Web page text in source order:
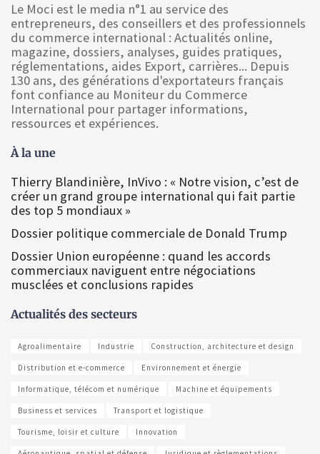
Le Moci est le media n°1 au service des
entrepreneurs, des conseillers et des professionnels
du commerce international : Actualités online,
magazine, dossiers, analyses, guides pratiques,
réglementations, aides Export, carrières... Depuis
130 ans, des générations d'exportateurs français
font confiance au Moniteur du Commerce
International pour partager informations,
ressources et expériences.
À la une
Thierry Blandinière, InVivo : « Notre vision, c’est de
créer un grand groupe international qui fait partie
des top 5 mondiaux »
Dossier politique commerciale de Donald Trump
Dossier Union européenne : quand les accords
commerciaux naviguent entre négociations
musclées et conclusions rapides
Actualités des secteurs
Agroalimentaire Industrie Construction, architecture et design
Distribution et e-commerce Environnement et énergie
Informatique, télécom et numérique Machine et équipements
Business et services Transport et logistique
Tourisme, loisir et culture Innovation